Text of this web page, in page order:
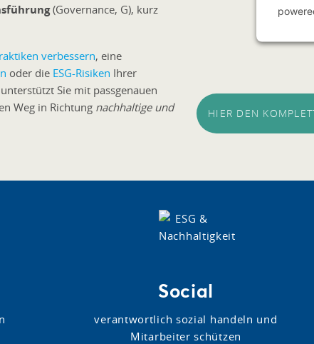
(Governance, G), kurz
verbessern, eine
oder die ESG-Risiken Ihrer
Sie mit passgenauen
Weg in Richtung nachhaltige und
HIER DEN
Social
verantwortlich sozial handeln und
Mitarbeiter schützen